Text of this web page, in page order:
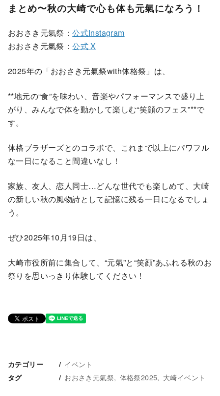
まとめ〜秋の大崎で心も体も元氣になろう！
おおさき元氣祭：公式Instagram
おおさき元氣祭：公式 X
2025年の「おおさき元氣祭with体格祭」は、
**地元の“食”を味わい、音楽やパフォーマンスで盛り上
がり、みんなで体を動かして楽しむ“笑顔のフェス”**で
す。
体格ブラザーズとのコラボで、これまで以上にパワフル
な一日になること間違いなし！
家族、友人、恋人同士…どんな世代でも楽しめて、大崎
の新しい秋の風物詩として記憶に残る一日になるでしょ
う。
ぜひ2025年10月19日は、
大崎市役所前に集合して、“元氣”と“笑顔”あふれる秋のお
祭りを思いっきり体験してください！
カテゴリー イベント
タグ おおさき元氣祭 体格祭2025 大崎イベント